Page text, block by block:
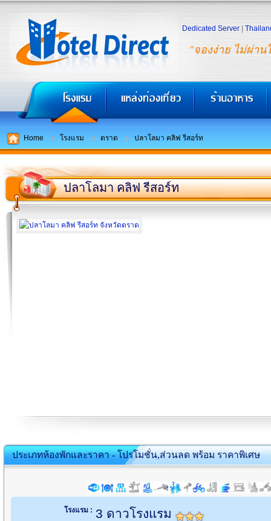
"จองง่าย ไม่ผ่าน
Dedicated Server
Home โรงแรม ตราด ปลาโลมา คลิฟ รีสอร์ท
ปลาโลมา คลิฟ รีสอร์ท
ประเภทห้องพักและราคา - โปรโมชั่น,ส่วนลด พร้อม ราคาพิเศษ
โรงแรม : 3 ดาวโรงแรม